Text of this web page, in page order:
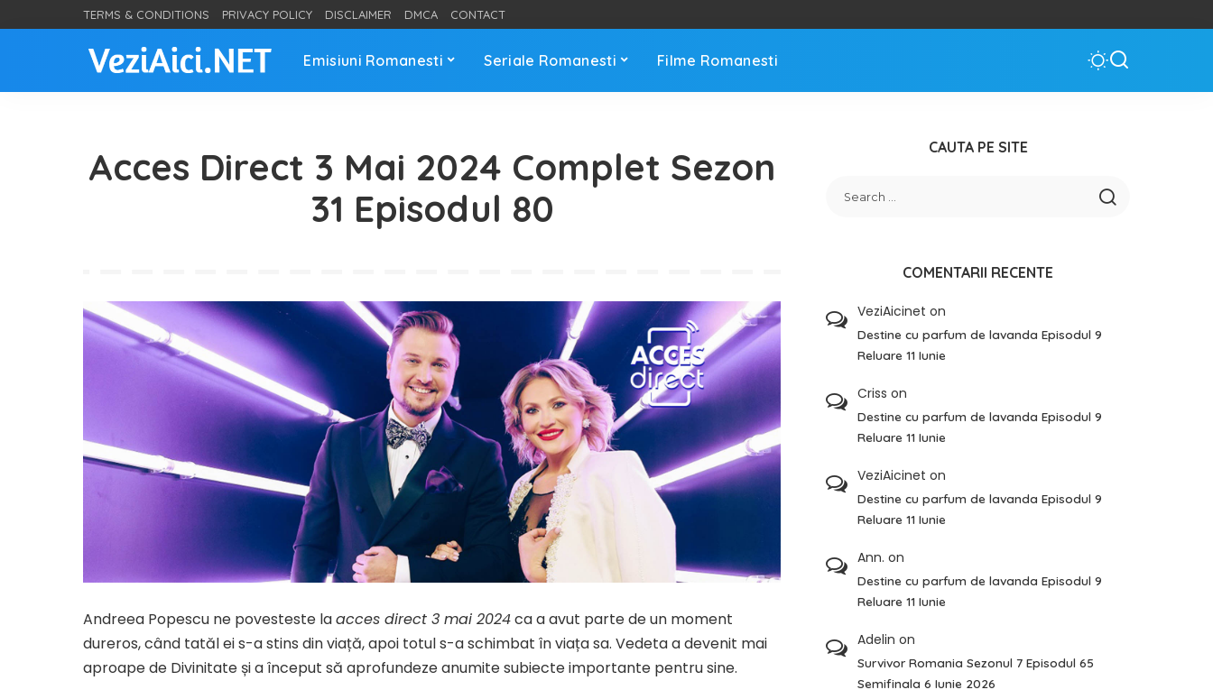
TERMS & CONDITIONS PRIVACY POLICY DISCLAIMER DMCA CONTACT
Emisiuni Romanesti Seriale Romanesti Filme Romanesti
Acces Direct 3 Mai 2024 Complet Sezon
31 Episodul 80
Andreea Popescu ne povesteste laacces direct 3 mai 2024ca a avut parte de un moment
dureros, când tatăl ei s-a stins din viață, apoi totul s-a schimbat în viața sa. Vedeta a devenit mai
aproape de Divinitate și a început să aprofundeze anumite subiecte importante pentru sine.
CAUTA PE SITE
COMENTARII RECENTE
VeziAicinet on
Destine cu parfum de lavanda Episodul 9
Reluare 11 Iunie
Criss on
Destine cu parfum de lavanda Episodul 9
Reluare 11 Iunie
VeziAicinet on
Destine cu parfum de lavanda Episodul 9
Reluare 11 Iunie
Ann. on
Destine cu parfum de lavanda Episodul 9
Reluare 11 Iunie
Adelin on
Survivor Romania Sezonul 7 Episodul 65
Semifinala 6 Iunie 2026